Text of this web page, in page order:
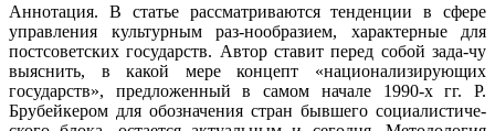
Аннотация. В статье рассматриваются тенденции в сфере
управления культурным раз-нообразием, характерные для
постсоветских государств. Автор ставит перед собой зада-чу
выяснить, в какой мере концепт «национализирующих
государств», предложенный в самом начале 1990-х гг. Р.
Брубейкером для обозначения стран бывшего социалистиче-